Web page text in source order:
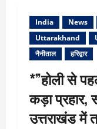
India News
Uttarakhand
नैनीताल
हरिद्वार
*”होली से
कड़ा प्रहार,
उत्तराखंड में